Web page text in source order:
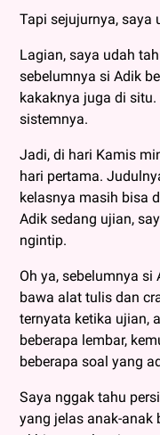
Tapi sejujurnya, saya
Lagian, saya udah
sebelumnya si Adik
kakaknya juga di
sistemnya.
Jadi, di hari Kamis
hari pertama.
kelasnya masih bisa
Adik sedang ujian,
ngintip.
Oh ya, sebelumnya
bawa alat tulis dan
ternyata ketika ujian,
beberapa lembar,
beberapa soal yang
Saya nggak tahu
yang jelas anak-anak